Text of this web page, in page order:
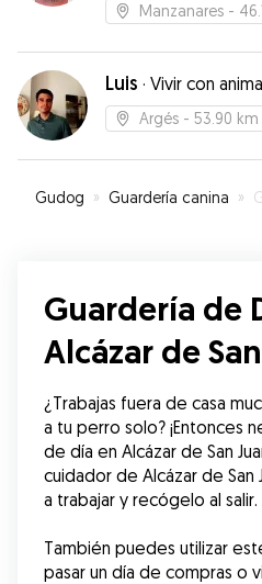
Manzanares -
Luis · Vivir con
Argés - 53.90 km
Gudog » Guardería canina »
Guardería de
Alcázar de
¿Trabajas fuera de casa
a tu perro solo? ¡Entonces
de día en Alcázar de San
cuidador de Alcázar de San
a trabajar y recógelo al salir.
También puedes utilizar
pasar un día de compras o